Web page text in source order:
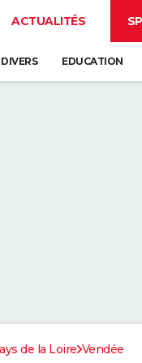
ACTUALITÉS
EDUCATION
de la Loire Vendée